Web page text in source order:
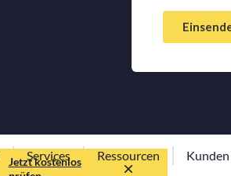
Services Ressourcen
Kunden
Jetzt kostenlos